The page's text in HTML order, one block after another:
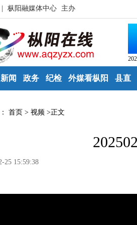
枞阳融媒体中心 主办
新闻 政务 纪检 外媒看枞阳 县直
首页 > 视频 >正文
25 15:59:38